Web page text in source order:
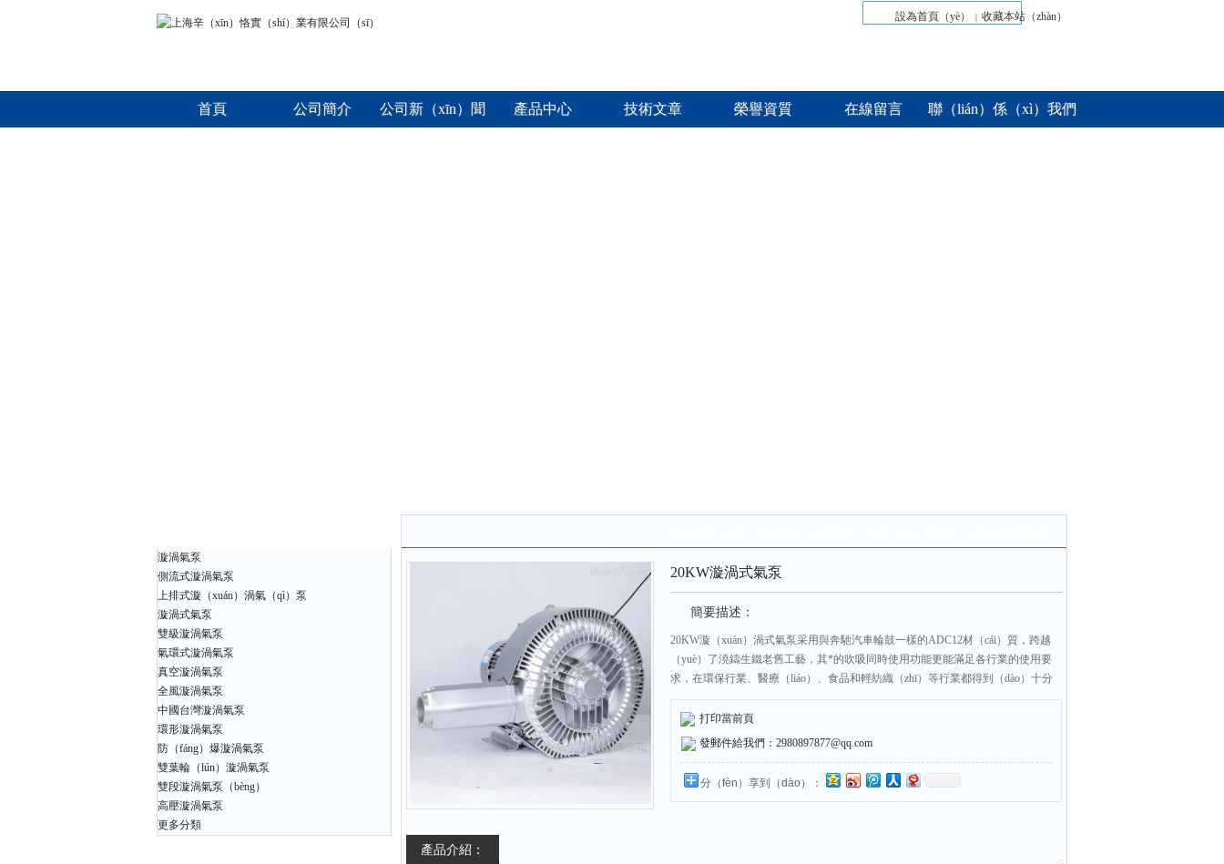
設為首頁（yè） | 收藏本站（zhàn）
首頁 公司簡介 公司新（xīn）聞 產品中心 技術文章 榮譽資質 在線留言 聯（lián）係（xì）我們
漩渦氣泵
側流式漩渦氣泵
上排式漩（xuán）渦氣（qì）泵
漩渦式氣泵
雙級漩渦氣泵
氣環式漩渦氣泵
真空漩渦氣泵
全風漩渦氣泵
中國台灣漩渦氣泵
環形漩渦氣泵
防（fáng）爆漩渦氣泵
雙葉輪（lún）漩渦氣泵
雙段漩渦氣泵（bèng）
高壓漩渦氣泵
更多分類
20KW漩渦式氣泵
簡要描述：
20KW漩（xuán）渦式氣泵采用與奔馳汽車輪鼓一樣的ADC12材（cái）質，跨越
（yuè）了澆鑄生鐵老舊工藝，其*的吹吸同時使用功能更能滿足各行業的使用要
求，在環保行業、醫療（liáo）、食品和輕紡織（zhī）等行業都得到（dào）十分
廣泛的（de）讚譽及信（xìn）賴。
打印當前頁
發郵件給我們：2980897877@qq.com
分（fèn）享到（dào）：
產品介紹：